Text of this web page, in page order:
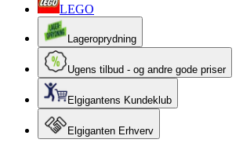
LEGO
Lageroprydning
Ugens tilbud - og andre gode priser
Elgigantens Kundeklub
Elgiganten Erhverv